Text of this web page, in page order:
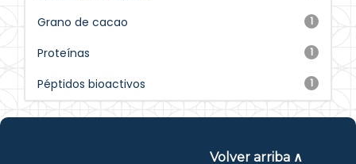
1
Grano de cacao
1
Proteínas
1
Péptidos bioactivos
Volver arriba ∧